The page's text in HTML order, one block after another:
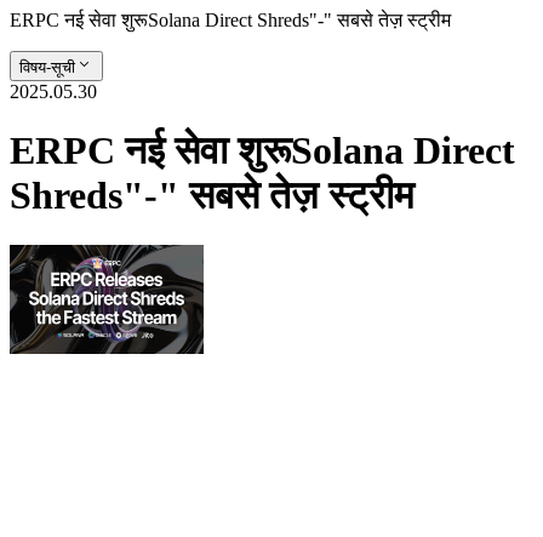
ERPC नई सेवा शुरूSolana Direct Shreds"-" सबसे तेज़ स्ट्रीम
विषय-सूची
2025.05.30
ERPC नई सेवा शुरूSolana Direct
Shreds"-" सबसे तेज़ स्ट्रीम